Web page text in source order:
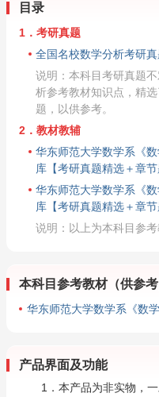
目录
1．考研真题
全国名校数学分析考研真
说明：本科目考研真题
析参考教材知识点，精
题，以供参考。
2．教材教辅
华东师范大学数学系《
库【考研真题精选＋章
华东师范大学数学系《
库【考研真题精选＋章
说明：以上为本科目参考
本科目参考教材（供参考
华东师范大学数学系《数学
产品界面及功能
1．本产品为非实物，一